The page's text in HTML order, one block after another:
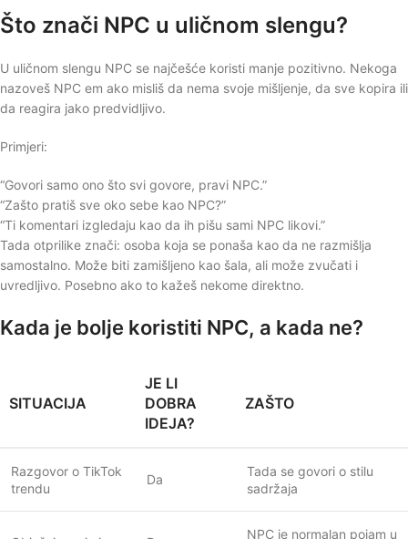
Što znači NPC u uličnom slengu?
U uličnom slengu NPC se najčešće koristi manje pozitivno. Nekoga
nazoveš NPC em ako misliš da nema svoje mišljenje, da sve kopira ili
da reagira jako predvidljivo.
Primjeri:
“Govori samo ono što svi govore, pravi NPC.”
“Zašto pratiš sve oko sebe kao NPC?”
“Ti komentari izgledaju kao da ih pišu sami NPC likovi.”
Tada otprilike znači: osoba koja se ponaša kao da ne razmišlja
samostalno. Može biti zamišljeno kao šala, ali može zvučati i
uvredljivo. Posebno ako to kažeš nekome direktno.
Kada je bolje koristiti NPC, a kada ne?
SITUACIJA
JE LI
DOBRA
IDEJA?
ZAŠTO
Razgovor o TikTok
trendu
Da
Tada se govori o stilu
sadržaja
NPC je normalan pojam u